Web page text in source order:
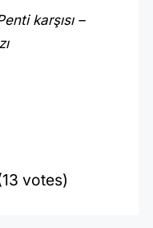
karşısı –
votes)